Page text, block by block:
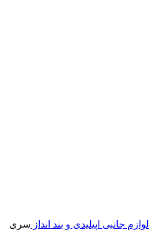
لوازم جانبی اپیلیدی و بند انداز سری